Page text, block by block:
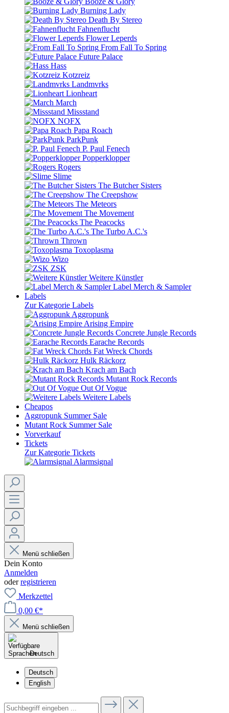
Burning Lady
Death By Stereo
Fahnenflucht
Flower Leperds
From Fall To Spring
Future Palace
Hass
Kotzreiz
Landmvrks
Lionheart
March
Missstand
NOFX
Papa Roach
ParkPunk
P. Paul Fenech
Popperklopper
Rogers
Slime
The Butcher Sisters
The Creepshow
The Meteors
The Movement
The Peacocks
The Turbo A.C.'s
Thrown
Toxoplasma
Wizo
ZSK
Weitere Künstler
Label Merch & Sampler
Labels
Zur Kategorie Labels
Aggropunk
Arising Empire
Concrete Jungle Records
Earache Records
Fat Wreck Chords
Hulk Räckorz
Krach am Bach
Mutant Rock Records
Out Of Vogue
Weitere Labels
Cheapos
Aggropunk Summer Sale
Mutant Rock Summer Sale
Vorverkauf
Tickets
Zur Kategorie Tickets
Alarmsignal
Menü schließen
Dein Konto
Anmelden
oderregistrieren
Merkzettel
0,00 €*
Menü schließen
Deutsch
Deutsch
English